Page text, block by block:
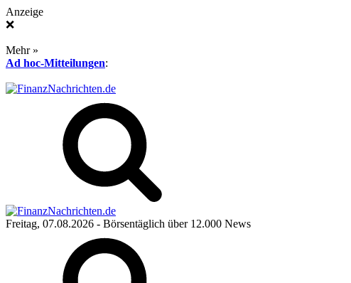
Anzeige
❌
Mehr »
Ad hoc-Mitteilungen:
Freitag, 07.08.2026 - Börsentäglich über 12.000 News